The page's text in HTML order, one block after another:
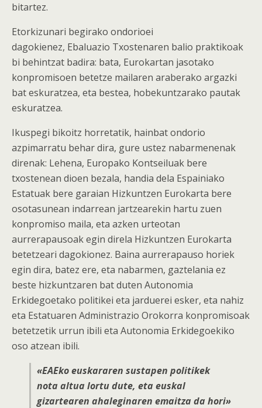
bitartez.
Etorkizunari begirako ondorioei
dagokienez, Ebaluazio Txostenaren balio praktikoak
bi behintzat badira: bata, Eurokartan jasotako
konpromisoen betetze mailaren araberako argazki
bat eskuratzea, eta bestea, hobekuntzarako pautak
eskuratzea.
Ikuspegi bikoitz horretatik, hainbat ondorio
azpimarratu behar dira, gure ustez nabarmenenak
direnak: Lehena, Europako Kontseiluak bere
txostenean dioen bezala, handia dela Espainiako
Estatuak bere garaian Hizkuntzen Eurokarta bere
osotasunean indarrean jartzearekin hartu zuen
konpromiso maila, eta azken urteotan
aurrerapausoak egin direla Hizkuntzen Eurokarta
betetzeari dagokionez. Baina aurrerapauso horiek
egin dira, batez ere, eta nabarmen, gaztelania ez
beste hizkuntzaren bat duten Autonomia
Erkidegoetako politikei eta jarduerei esker, eta nahiz
eta Estatuaren Administrazio Orokorra konpromisoak
betetzetik urrun ibili eta Autonomia Erkidegoekiko
oso atzean ibili.
«EAEko euskararen sustapen politikek
nota altua lortu dute, eta euskal
gizartearen ahaleginaren emaitza da hori»